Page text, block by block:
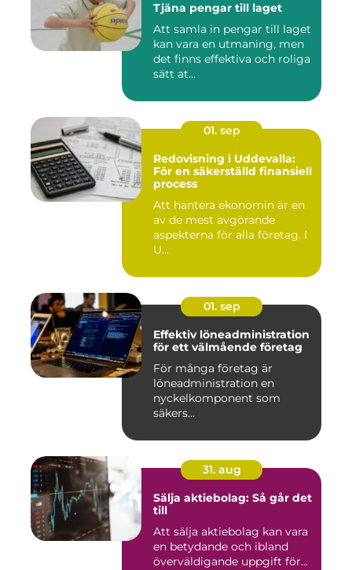
Tjäna pengar till laget
Att samla in pengar till laget
kan vara en utmaning, men
det finns effektiva och roliga
sätt at...
01. sep
Redovisning i Uddevalla:
För en säkerställd finansiell
process
Att hantera ekonomin är en
av de mest avgörande
aspekterna för alla företag. I
U...
01. sep
Effektiv löneadministration
för ett välmående företag
För många företag är
löneadministration en
nyckelkomponent som
säkers...
31. aug
Sälja aktiebolag: Så går det
till
Att sälja aktiebolag kan vara
en betydande och ibland
överväldigande uppgift för...